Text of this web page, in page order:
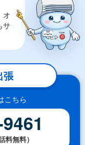
オ
サ
張
こちら
料無料）